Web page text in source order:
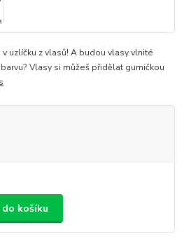
uzlíčku z vlasů! A budou vlasy vlnité
Vlasy si můžeš přidělat gumičkou
košíku